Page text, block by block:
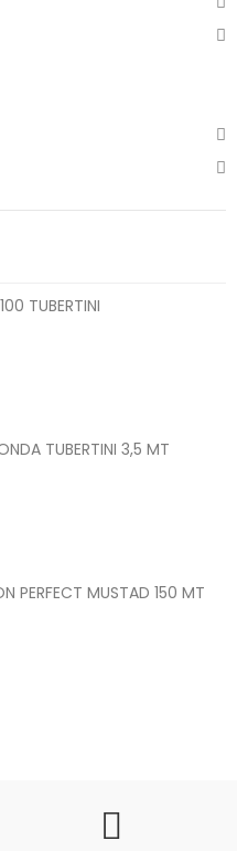
TUBERTINI
TUBERTINI 3,5 MT
PERFECT MUSTAD 150 MT